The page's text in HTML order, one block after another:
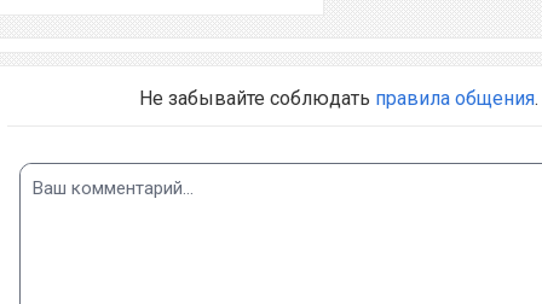
Не забывайте соблюдать правила общения.